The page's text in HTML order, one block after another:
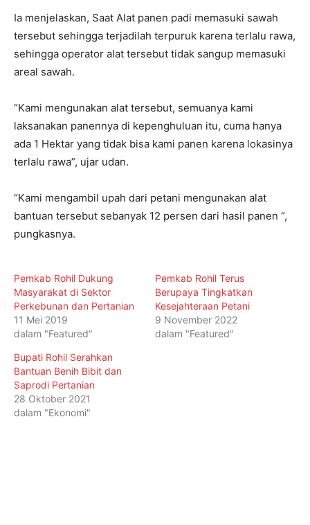
Ia menjelaskan, Saat Alat panen padi memasuki sawah
tersebut sehingga terjadilah terpuruk karena terlalu rawa,
sehingga operator alat tersebut tidak sangup memasuki
areal sawah.
“Kami mengunakan alat tersebut, semuanya kami
laksanakan panennya di kepenghuluan itu, cuma hanya
ada 1 Hektar yang tidak bisa kami panen karena lokasinya
terlalu rawa”, ujar udan.
“Kami mengambil upah dari petani mengunakan alat
bantuan tersebut sebanyak 12 persen dari hasil panen “,
pungkasnya.
Pemkab Rohil Dukung
Masyarakat di Sektor
Perkebunan dan Pertanian
11 Mei 2019
dalam "Featured"
Pemkab Rohil Terus
Berupaya Tingkatkan
Kesejahteraan Petani
9 November 2022
dalam "Featured"
Bupati Rohil Serahkan
Bantuan Benih Bibit dan
Saprodi Pertanian
28 Oktober 2021
dalam "Ekonomi"